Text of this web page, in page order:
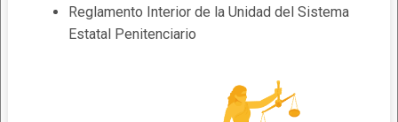
Reglamento Interior de la Unidad del Sistema
Estatal Penitenciario